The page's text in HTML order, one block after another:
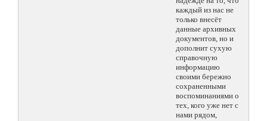
каждый из нас не
только внесёт
данные архивных
документов, но и
дополнит сухую
справочную
информацию
своими бережно
сохраненными
воспоминаниями о
тех, кого уже нет с
нами рядом,